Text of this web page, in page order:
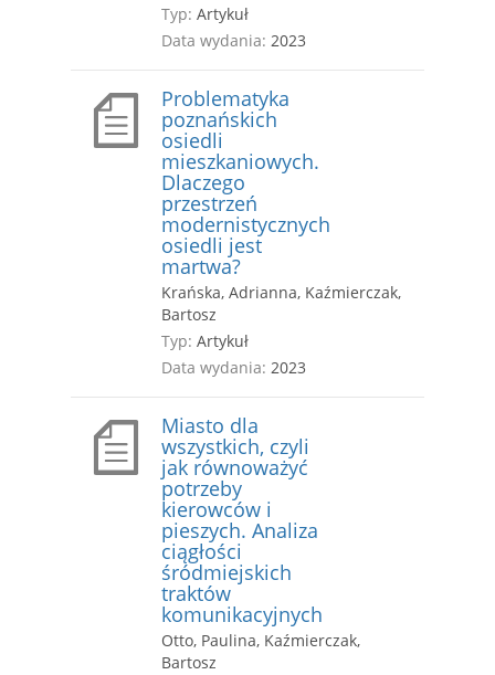
Typ: Artykuł
Data wydania: 2023
Problematyka
poznańskich
osiedli
mieszkaniowych.
Dlaczego
przestrzeń
modernistycznych
osiedli jest
martwa?
Krańska, Adrianna, Kaźmierczak,
Bartosz
Typ: Artykuł
Data wydania: 2023
Miasto dla
wszystkich, czyli
jak równoważyć
potrzeby
kierowców i
pieszych. Analiza
ciągłości
śródmiejskich
traktów
komunikacyjnych
Otto, Paulina, Kaźmierczak,
Bartosz